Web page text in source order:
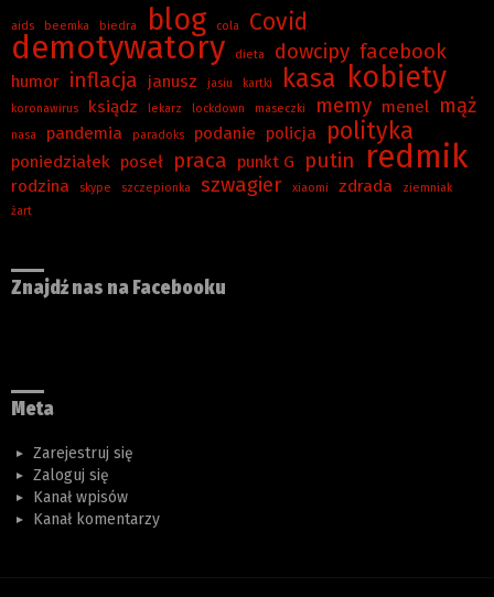
aids beemka biedra blog cola Covid
demotywatory dieta dowcipy facebook
humor inflacja janusz jasiu kartki kasa kobiety
koronawirus ksiądz lekarz lockdown maseczki memy menel mąż
nasa pandemia paradoks podanie policja polityka
poniedziałek poseł praca punkt G putin redmik
rodzina skype szczepionka szwagier xiaomi zdrada
ziemniak
żart
Znajdź nas na Facebooku
Meta
Zarejestruj się
Zaloguj się
Kanał wpisów
Kanał komentarzy